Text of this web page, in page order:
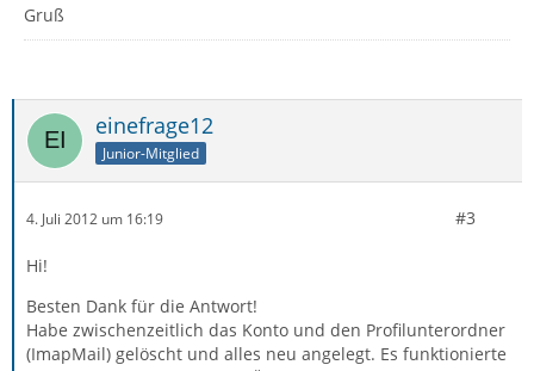
Gruß
einefrage12
Junior-Mitglied
4. Juli 2012 um 16:19 #3
Hi!
Besten Dank für die Antwort!
Habe zwischenzeitlich das Konto und den Profilunterordner
(ImapMail) gelöscht und alles neu angelegt. Es funktionierte